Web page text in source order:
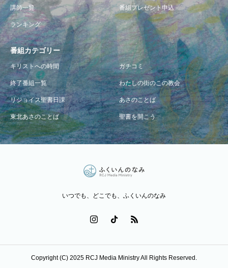
講師一覧 番組プレゼント申込
ランキング
番組カテゴリー
キリストへの時間 ガチコミ
終了番組一覧 わたしの街のこの教会
リジョイス聖書日課 あさのことば
東北あさのことば 聖書を開こう
いつでも、どこでも、ふくいんのなみ
Copyright (C) 2025 RCJ Media Ministry All Rights Reserved.